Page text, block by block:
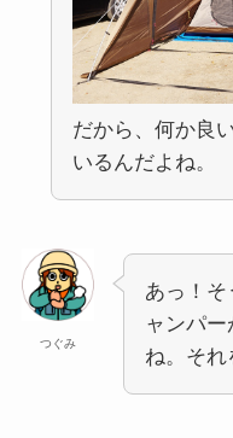
だから、何か良
いるんだよね。
つぐみ
あっ！そ
ャンパー
ね。それ